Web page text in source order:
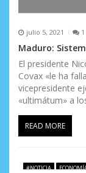
julio 5, 2021 1
Maduro:
El presidente
Covax «le ha
vicepresidente
«ultimátum» a
READ MORE
#NOTICIA